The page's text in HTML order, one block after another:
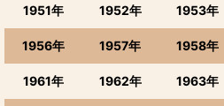
1932年のワイン
1937，1938，1939年のワイン
1951年 1952年 1953年
1956年 1957年 1958年
1961年 1962年 1963年